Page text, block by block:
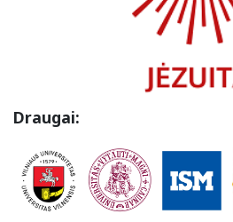
Draugai: